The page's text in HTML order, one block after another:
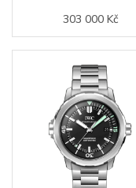
Ukazatel dne v týdnu
Sekundová ručka
Chronograf
Číselník
303 000 Kč